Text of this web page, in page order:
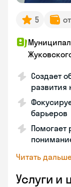
5
Создает
развития
барьеров
Помогает
Читать
Услуги и